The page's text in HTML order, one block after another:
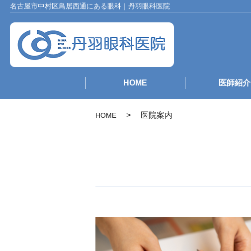
名古屋市中村区鳥居西通にある眼科｜丹羽眼科医院
HOME 医師紹介
HOME 医院案内